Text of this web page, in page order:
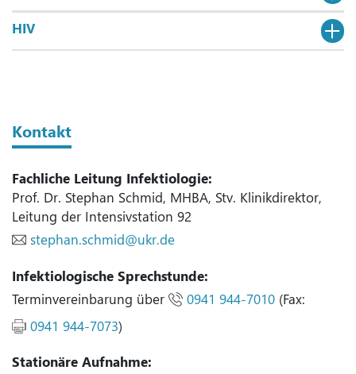
HIV
Kontakt
Fachliche Leitung Infektiologie:
Prof. Dr. Stephan Schmid, MHBA, Stv. Klinikdirektor,
Leitung der Intensivstation 92
stephan.schmid@ukr.de
Infektiologische Sprechstunde:
Terminvereinbarung über
0941 944-7010 (Fax:
0941 944-7073)
Stationäre Aufnahme: